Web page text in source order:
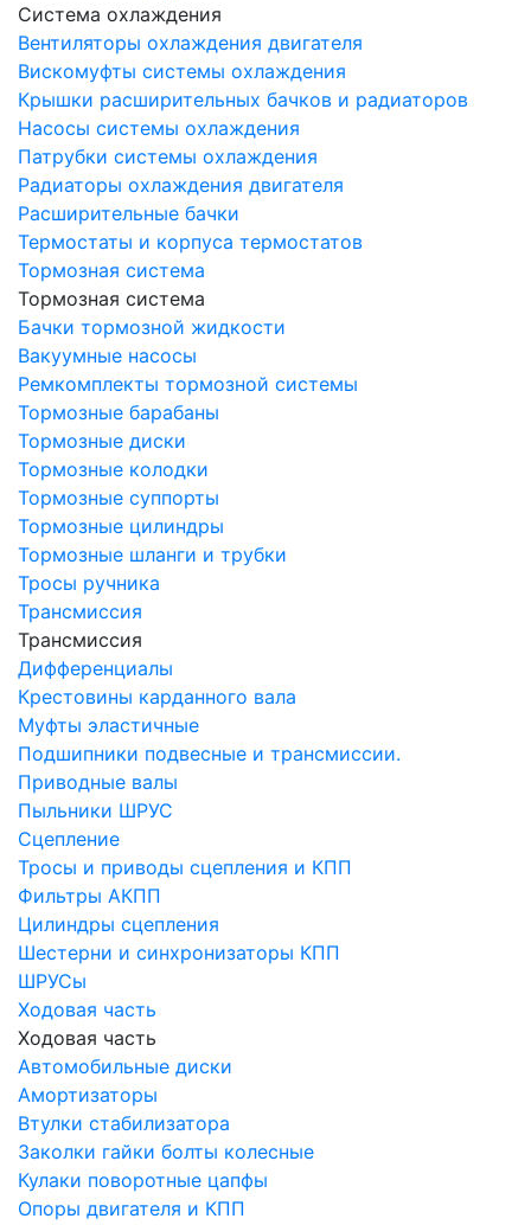
Система охлаждения
Вентиляторы охлаждения двигателя
Вискомуфты системы охлаждения
Крышки расширительных бачков и радиаторов
Насосы системы охлаждения
Патрубки системы охлаждения
Радиаторы охлаждения двигателя
Расширительные бачки
Термостаты и корпуса термостатов
Тормозная система
Тормозная система
Бачки тормозной жидкости
Вакуумные насосы
Ремкомплекты тормозной системы
Тормозные барабаны
Тормозные диски
Тормозные колодки
Тормозные суппорты
Тормозные цилиндры
Тормозные шланги и трубки
Тросы ручника
Трансмиссия
Трансмиссия
Дифференциалы
Крестовины карданного вала
Муфты эластичные
Подшипники подвесные и трансмиссии.
Приводные валы
Пыльники ШРУС
Сцепление
Тросы и приводы сцепления и КПП
Фильтры АКПП
Цилиндры сцепления
Шестерни и синхронизаторы КПП
ШРУСы
Ходовая часть
Ходовая часть
Автомобильные диски
Амортизаторы
Втулки стабилизатора
Заколки гайки болты колесные
Кулаки поворотные цапфы
Опоры двигателя и КПП